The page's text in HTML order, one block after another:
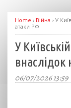
Home › Війна › У
атаки РФ
У
внаслідок
06/07/2026 13:59